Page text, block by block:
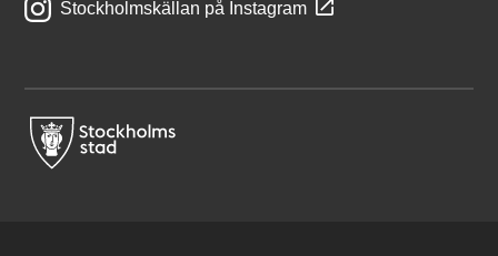
Stockholmskällan på Instagram